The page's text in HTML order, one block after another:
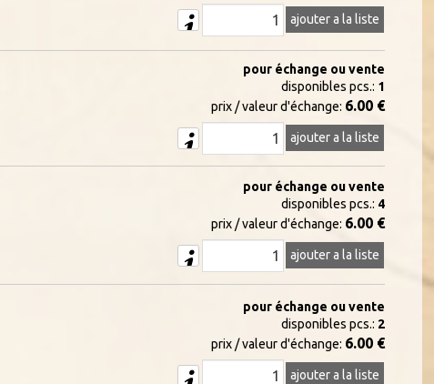
ajouter a la liste
pour échange ou vente
disponibles pcs.: 1
prix / valeur d'échange: 6.00 €
ajouter a la liste
pour échange ou vente
disponibles pcs.: 4
prix / valeur d'échange: 6.00 €
ajouter a la liste
pour échange ou vente
disponibles pcs.: 2
prix / valeur d'échange: 6.00 €
ajouter a la liste